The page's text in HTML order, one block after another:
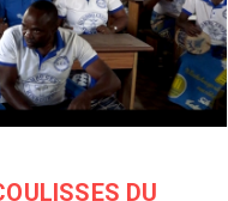
DU